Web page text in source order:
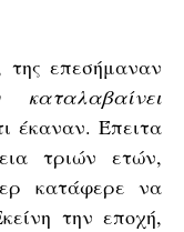
της επεσήμαναν
έκαναν. Έπειτα
τριών ετών,
κατάφερε να
την εποχή,